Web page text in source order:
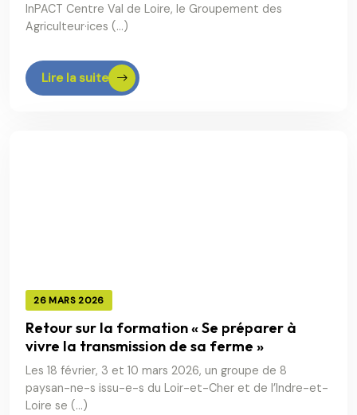
InPACT Centre Val de Loire, le Groupement des
Agriculteur·ices (…)
Lire la suite
26 MARS 2026
Retour sur la formation « Se préparer à
vivre la transmission de sa ferme »
Les 18 février, 3 et 10 mars 2026, un groupe de 8
paysan-ne-s issu-e-s du Loir-et-Cher et de l’Indre-et-
Loire se (…)